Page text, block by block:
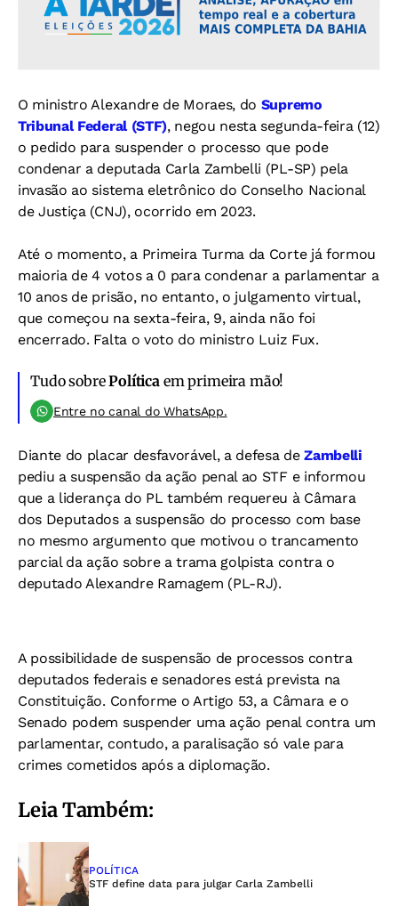
O ministro Alexandre de Moraes, do Supremo
Tribunal Federal (STF), negou nesta segunda-feira (12)
o pedido para suspender o processo que pode
condenar a deputada Carla Zambelli (PL-SP) pela
invasão ao sistema eletrônico do Conselho Nacional
de Justiça (CNJ), ocorrido em 2023.
Até o momento, a Primeira Turma da Corte já formou
maioria de 4 votos a 0 para condenar a parlamentar a
10 anos de prisão, no entanto, o julgamento virtual,
que começou na sexta-feira, 9, ainda não foi
encerrado. Falta o voto do ministro Luiz Fux.
Tudo sobrePolítica em primeira mão!
Entre no canal do WhatsApp.
Diante do placar desfavorável, a defesa deZambelli
pediu a suspensão da ação penal ao STF e informou
que a liderança do PL também requereu à Câmara
dos Deputados a suspensão do processo com base
no mesmo argumento que motivou o trancamento
parcial da ação sobre a trama golpista contra o
deputado Alexandre Ramagem (PL-RJ).
A possibilidade de suspensão de processos contra
deputados federais e senadores está prevista na
Constituição. Conforme o Artigo 53, a Câmara e o
Senado podem suspender uma ação penal contra um
parlamentar, contudo, a paralisação só vale para
crimes cometidos após a diplomação.
Leia Também:
POLÍTICA
STF define data para julgar Carla Zambelli